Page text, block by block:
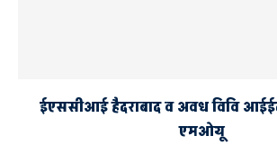
ईएससीआई हैदराबाद व अवध विवि
एमओयू